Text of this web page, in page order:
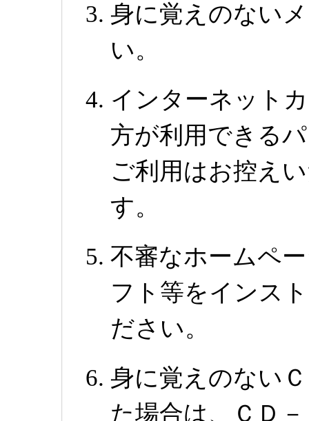
身に覚えのない
い。
インターネット
方が利用できる
ご利用はお控え
す。
不審なホームペ
フト等をインス
ださい。
身に覚えのない
た場合は、ＣＤ